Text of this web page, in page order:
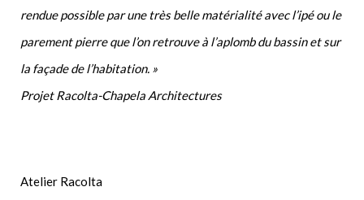
rendue possible par une très belle matérialité avec l’ipé ou le
parement pierre que l’on retrouve à l’aplomb du bassin et sur
la façade de l’habitation. »
Projet Racolta-Chapela Architectures
Atelier Racolta